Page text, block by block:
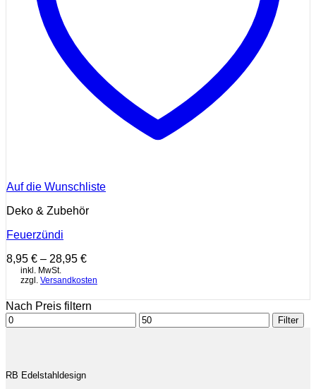
Auf die Wunschliste
Deko & Zubehör
Feuerzündi
8,95 € – 28,95 €
inkl. MwSt.
zzgl. Versandkosten
Nach Preis filtern
Min.
Preis
Max.
Preis
Filter
RB Edelstahldesign